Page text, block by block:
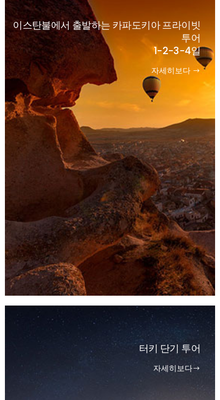
이스탄불에서 출발하는 카파도키아 프라이빗
투어
1-2-3-4일
자세히보다
터키 단기 투어
자세히보다